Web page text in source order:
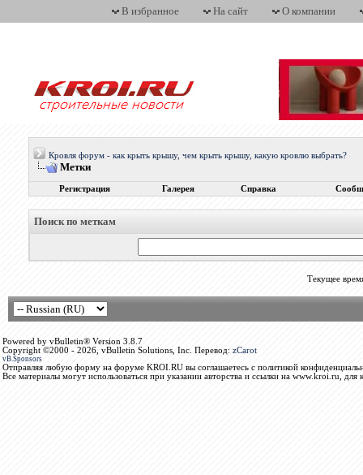
В избранное На сайт О компании
Кровля форум - как крыть крышу, чем крыть крышу, какую кровлю выбрать?
Метки
Регистрация Галерея Справка
Поиск по меткам
Текущее
Powered by vBulletin® Version 3.8.7
Copyright ©2000 - 2026, vBulletin Solutions, Inc. Перевод: zCarot
vB.Sponsors
Отправляя любую форму на форуме KROI.RU вы соглашаетесь с политикой
Все материалы могут использоваться при указании авторства и ссылки на www.kroi.ru, для